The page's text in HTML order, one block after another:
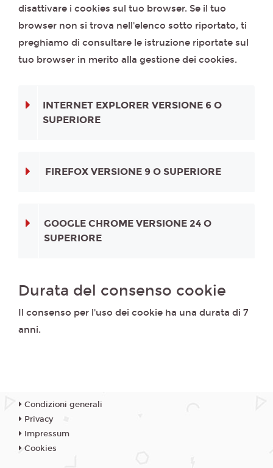
disattivare i cookies sul tuo browser. Se il tuo
browser non si trova nell'elenco sotto riportato, ti
preghiamo di consultare le istruzione riportate sul
tuo browser in merito alla gestione dei cookies.
INTERNET EXPLORER VERSIONE 6 O
SUPERIORE
FIREFOX VERSIONE 9 O SUPERIORE
GOOGLE CHROME VERSIONE 24 O
SUPERIORE
Durata del consenso cookie
Il consenso per l'uso dei cookie ha una durata di 7
anni.
Condizioni generali
Privacy
Impressum
Cookies